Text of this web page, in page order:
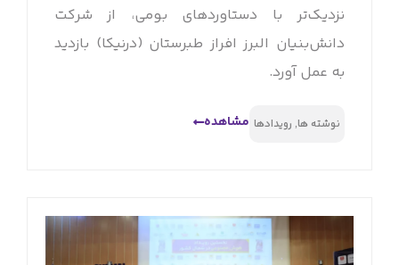
نزدیک‌تر با دستاوردهای بومی، از شرکت
دانش‌بنیان البرز افراز طبرستان (درنیکا) بازدید
به عمل آورد.
نوشته ها ,رویدادها مشاهده